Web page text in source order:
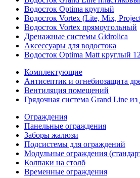
Водосток Optima круглый
Водосток Vortex (Lite, Mix,
Водосток Vortex прямоугольный
Дренажные системы Gidrolica
Аксессуары для водостока
Водосток Optima Matt круглый
Комплектующие
Антисептик и огнебиозащита
Вентиляция помещений
Грядочная система Grand Line
Ограждения
Панельные ограждения
Заборы жалюзи
Подсистемы для ограждений
Модульные ограждения
Колпаки на столб
Временные ограждения